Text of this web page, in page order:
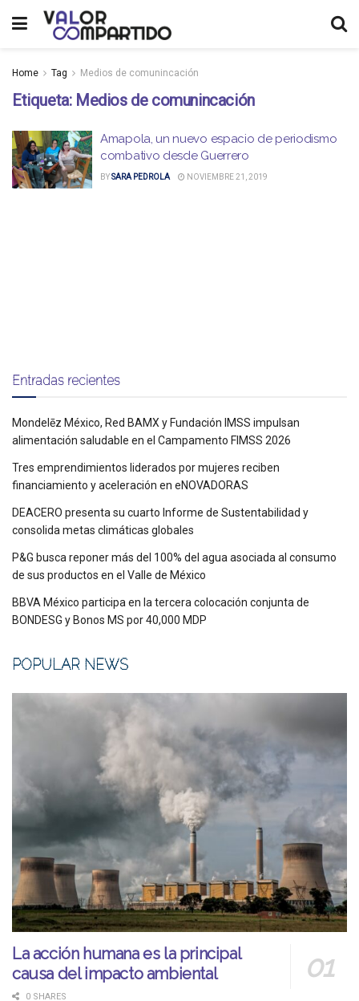
Home Tag Medios de comunincación
Etiqueta: Medios de comunincación
Amapola, un nuevo espacio de periodismo
combativo desde Guerrero
BYSARA PEDROLA NOVIEMBRE 21, 2019
Entradas recientes
Mondelēz México, Red BAMX y Fundación IMSS impulsan
alimentación saludable en el Campamento FIMSS 2026
Tres emprendimientos liderados por mujeres reciben
financiamiento y aceleración en eNOVADORAS
DEACERO presenta su cuarto Informe de Sustentabilidad y
consolida metas climáticas globales
P&G busca reponer más del 100% del agua asociada al consumo
de sus productos en el Valle de México
BBVA México participa en la tercera colocación conjunta de
BONDESG y Bonos MS por 40,000 MDP
POPULAR NEWS
La acción humana es la principal
causa del impacto ambiental
0 SHARES